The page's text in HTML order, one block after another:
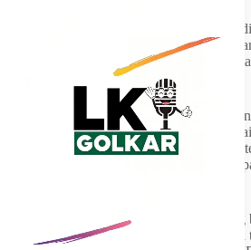
“KDMP di Nagari Kuranji Hulu ini
yang sudah mencapai 100 persen.
pusat dan dinyatakan sesuai spesifikasi
dioperasikan,” ujarnya.
Ia berharap percepatan penyediaan lahan
pembangunan lainnya dapat segera
pembangunan koperasi di wilayah
Pariaman dan Kota Pariaman dapat tuntas
“Saat ini sudah sekitar 20 titik yang
mudahan pada bulan Agustus nanti seluruh